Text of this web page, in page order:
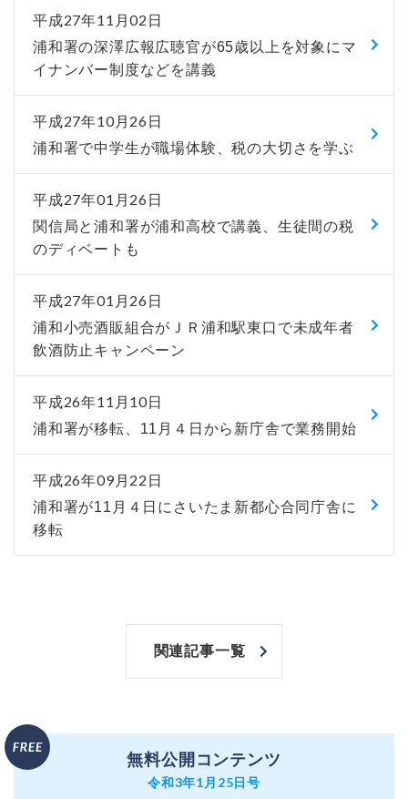
平成27年11月02日
浦和署の深澤広報広聴官が65歳以上を対象にマ
イナンバー制度などを講義
平成27年10月26日
浦和署で中学生が職場体験、税の大切さを学ぶ
平成27年01月26日
関信局と浦和署が浦和高校で講義、生徒間の税
のディベートも
平成27年01月26日
浦和小売酒販組合がＪＲ浦和駅東口で未成年者
飲酒防止キャンペーン
平成26年11月10日
浦和署が移転、11月４日から新庁舎で業務開始
平成26年09月22日
浦和署が11月４日にさいたま新都心合同庁舎に
移転
関連記事一覧
無料公開コンテンツ
令和3年1月25日号